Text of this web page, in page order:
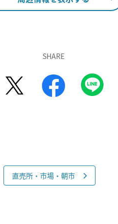
SHARE
直売所・市場・朝市